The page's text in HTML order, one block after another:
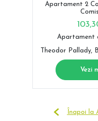
Apartament 2
Apartament
Theodor Pallady,
Vezi
Înapoi la